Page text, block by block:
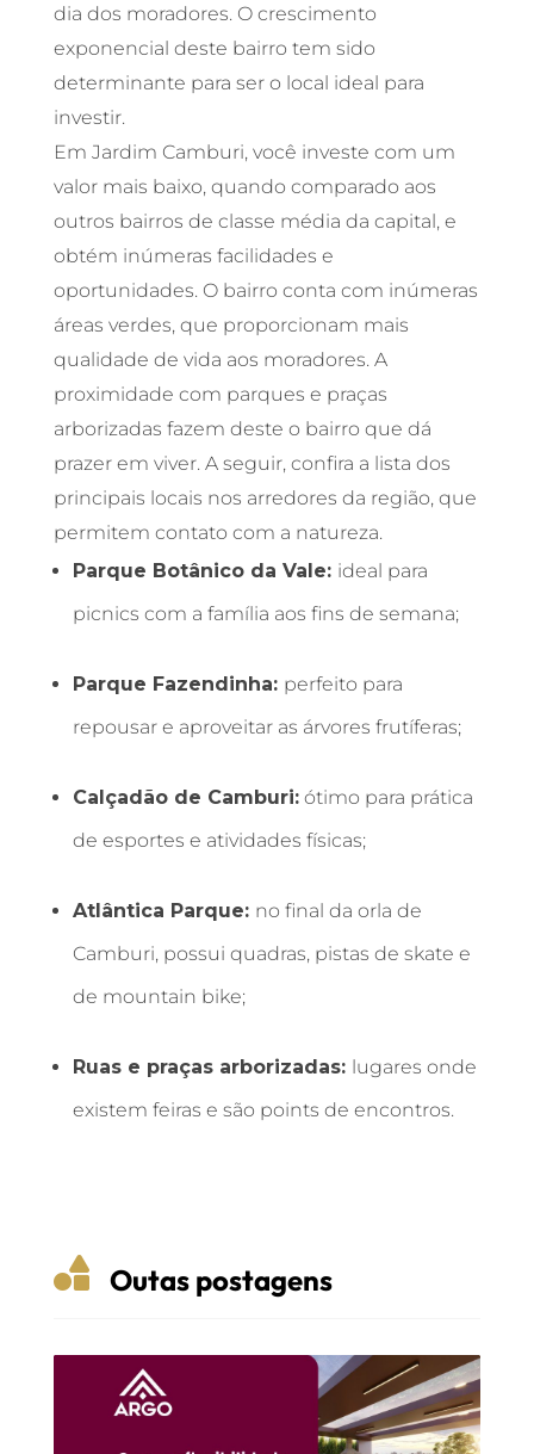
dia dos moradores. O crescimento
exponencial deste bairro tem sido
determinante para ser o local ideal para
investir.
Em Jardim Camburi, você investe com um
valor mais baixo, quando comparado aos
outros bairros de classe média da capital, e
obtém inúmeras facilidades e
oportunidades. O bairro conta com inúmeras
áreas verdes, que proporcionam mais
qualidade de vida aos moradores. A
proximidade com parques e praças
arborizadas fazem deste o bairro que dá
prazer em viver. A seguir, confira a lista dos
principais locais nos arredores da região, que
permitem contato com a natureza.
Parque Botânico da Vale: ideal para
picnics com a família aos fins de semana;
Parque Fazendinha: perfeito para
repousar e aproveitar as árvores frutíferas;
Calçadão de Camburi:ótimo para prática
de esportes e atividades físicas;
Atlântica Parque: no final da orla de
Camburi, possui quadras, pistas de skate e
de mountain bike;
Ruas e praças arborizadas: lugares onde
existem feiras e são points de encontros.
 Outas postagens